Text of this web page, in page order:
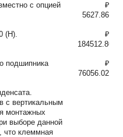
с опцией
₽
5627.86
(H).
₽
184512.80
подшипника
₽
76056.02
с вертикальным
монтажных
выборе данной
что клеммная